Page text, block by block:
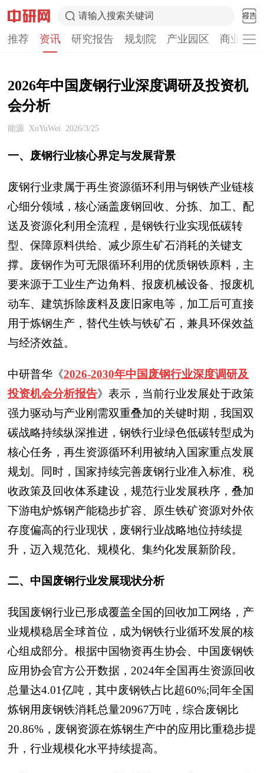
请输入搜索关键词
推荐 资讯 研究报告 规划院 产业园区 商业计
2026年中国废钢行业深度调研及投资机
会分析
能源 XuYuWei 2026/3/25
一、废钢行业核心界定与发展背景
废钢行业隶属于再生资源循环利用与钢铁产业链核
心细分领域，核心涵盖废钢回收、分拣、加工、配
送及资源化利用全流程，是钢铁行业实现低碳转
型、保障原料供给、减少原生矿石消耗的关键支
撑。废钢作为可无限循环利用的优质钢铁原料，主
要来源于工业生产边角料、报废机械设备、报废机
动车、建筑拆除废料及废旧家电等，加工后可直接
用于炼钢生产，替代生铁与铁矿石，兼具环保效益
与经济效益。
中研普华《2026-2030年中国废钢行业深度调研及
投资机会分析报告》表示，当前行业发展处于政策
强力驱动与产业刚需双重叠加的关键时期，我国双
碳战略持续纵深推进，钢铁行业绿色低碳转型成为
核心任务，再生资源循环利用被纳入国家重点发展
规划。同时，国家持续完善废钢行业准入标准、税
收政策及回收体系建设，规范行业发展秩序，叠加
下游电炉炼钢产能稳步扩容、原生铁矿资源对外依
存度偏高的行业现状，废钢行业战略地位持续提
升，迈入规范化、规模化、集约化发展新阶段。
二、中国废钢行业发展现状分析
我国废钢行业已形成覆盖全国的回收加工网络，产
业规模稳居全球首位，成为钢铁行业循环发展的核
心组成部分。根据中国物资再生协会、中国废钢铁
应用协会官方公开数据，2024年全国再生资源回收
总量达4.01亿吨，其中废钢铁占比超60%;同年全国
炼钢用废钢铁消耗总量20967万吨，综合废钢比
20.86%，废钢资源在炼钢生产中的应用比重稳步提
升，行业规模化水平持续提高。